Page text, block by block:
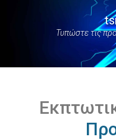
Τυπώστε τις